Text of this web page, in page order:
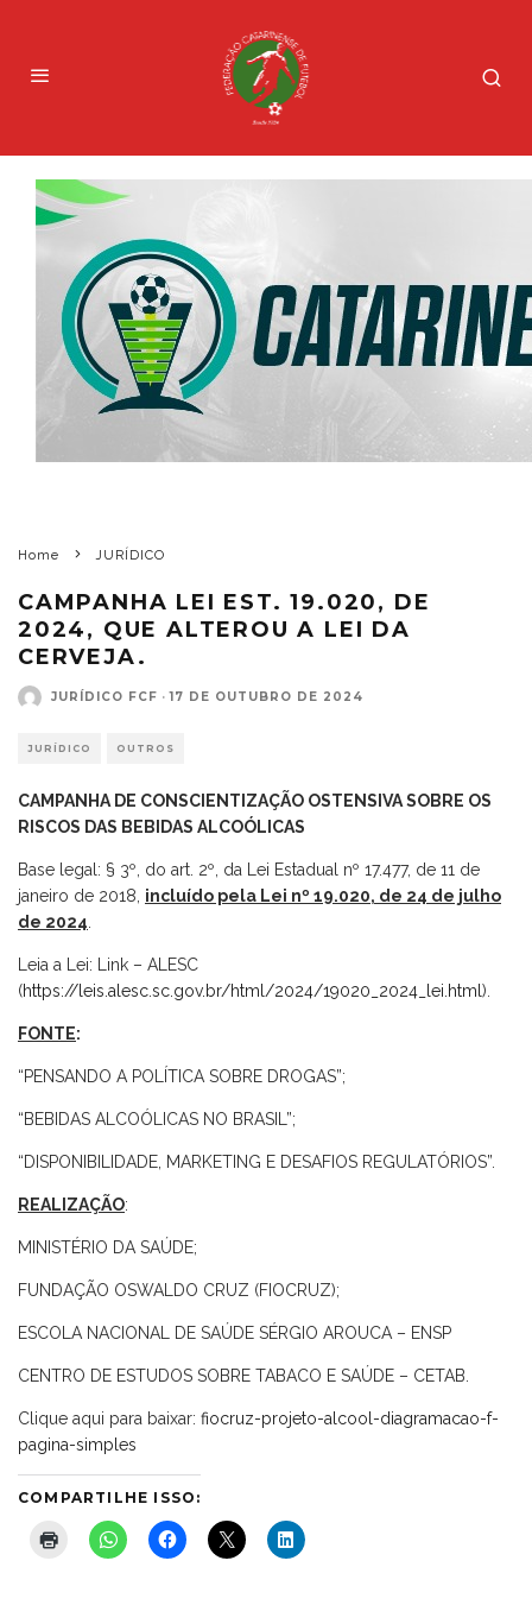
Home JURÍDICO
CAMPANHA LEI EST. 19.020, DE
2024, QUE ALTEROU A LEI DA
CERVEJA.
JURÍDICO FCF · 17 DE OUTUBRO DE 2024
JURÍDICO OUTROS
CAMPANHA DE CONSCIENTIZAÇÃO OSTENSIVA SOBRE OS
RISCOS DAS BEBIDAS ALCOÓLICAS
Base legal: § 3º, do art. 2º, da Lei Estadual nº 17.477, de 11 de
janeiro de 2018, incluído pela Lei nº 19.020, de 24 de julho
de 2024
Leia a Lei: Link – ALESC
(https://leis.alesc.sc.gov.br/html/2024/19020_2024_lei.html).
FONTE:
“PENSANDO A POLÍTICA SOBRE DROGAS”;
“BEBIDAS ALCOÓLICAS NO BRASIL”;
“DISPONIBILIDADE, MARKETING E DESAFIOS REGULATÓRIOS”.
REALIZAÇÃO:
MINISTÉRIO DA SAÚDE;
FUNDAÇÃO OSWALDO CRUZ (FIOCRUZ);
ESCOLA NACIONAL DE SAÚDE SÉRGIO AROUCA – ENSP
CENTRO DE ESTUDOS SOBRE TABACO E SAÚDE – CETAB.
Clique aqui para baixar: fiocruz-projeto-alcool-diagramacao-f-
pagina-simples
COMPARTILHE ISSO: